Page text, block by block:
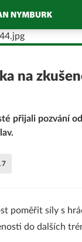
na
přijali pozvání
poměřit síly s
do dalších